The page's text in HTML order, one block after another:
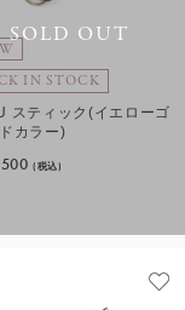
SOLD OUT
IN STOCK
スティック(イエローゴ
カラー)
(税込)